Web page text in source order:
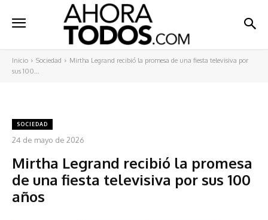
Inicio Sociedad
Mirtha Legrand recibió la promesa de una fiesta televisiva por
sus 100...
SOCIEDAD
24 de mayo de 2026
Mirtha Legrand recibió la promesa
de una fiesta televisiva por sus 100
años